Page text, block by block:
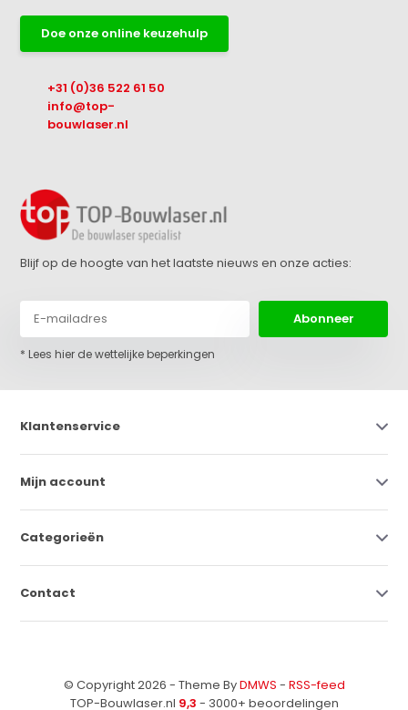
Doe onze online keuzehulp
+31 (0)36 522 61 50
info@top-
bouwlaser.nl
Blijf op de hoogte van het laatste nieuws en onze acties:
Abonneer
* Lees hier de wettelijke beperkingen
Klantenservice
Mijn account
Categorieën
Contact
© Copyright 2026 - Theme ByDMWS - RSS-feed
TOP-Bouwlaser.nl 9,3 - 3000+ beoordelingen